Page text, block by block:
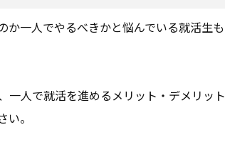
一人でやるべきかと悩んでいる就活生も
一人で就活を進めるメリット・デメリット
。